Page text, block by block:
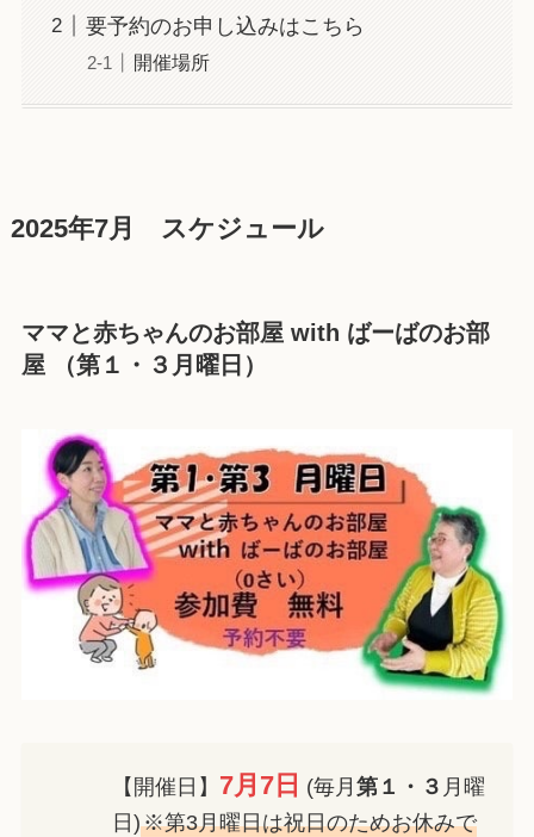
要予約のお申し込みはこちら
開催場所
2025年7月 スケジュール
ママと赤ちゃんのお部屋 with ばーばのお部
屋
（第１・３ 月曜日）
【開催日】 7月7日 (毎月第１・３ 月曜
日)※第3月曜日は祝日のためお休みで